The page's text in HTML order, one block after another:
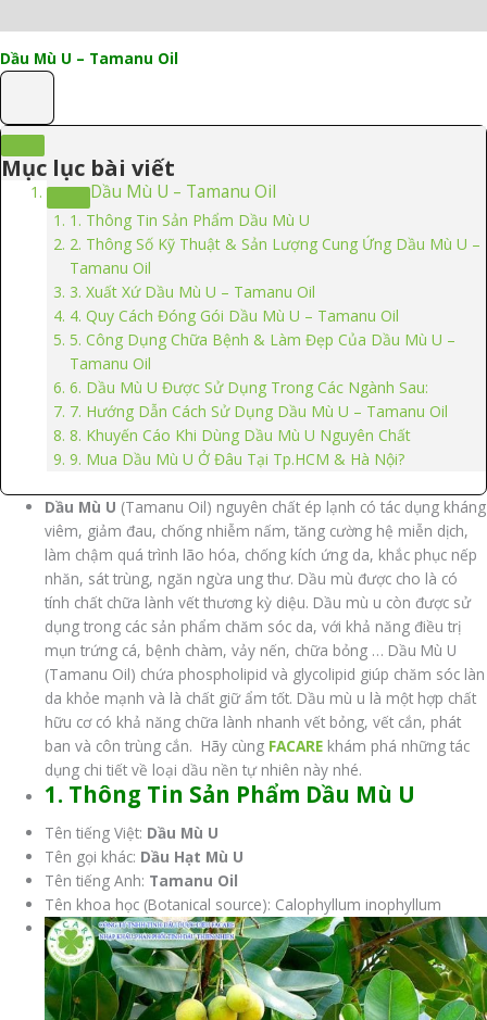
Dầu Mù U – Tamanu Oil
Mục lục bài viết
Dầu Mù U – Tamanu Oil
1. Thông Tin Sản Phẩm Dầu Mù U
2. Thông Số Kỹ Thuật & Sản Lượng Cung Ứng Dầu Mù U –
Tamanu Oil
3. Xuất Xứ Dầu Mù U – Tamanu Oil
4. Quy Cách Đóng Gói Dầu Mù U – Tamanu Oil
5. Công Dụng Chữa Bệnh & Làm Đẹp Của Dầu Mù U –
Tamanu Oil
6. Dầu Mù U Được Sử Dụng Trong Các Ngành Sau:
7. Hướng Dẫn Cách Sử Dụng Dầu Mù U – Tamanu Oil
8. Khuyến Cáo Khi Dùng Dầu Mù U Nguyên Chất
9. Mua Dầu Mù U Ở Đâu Tại Tp.HCM & Hà Nội?
Dầu Mù U (Tamanu Oil) nguyên chất ép lạnh có tác dụng kháng
viêm, giảm đau, chống nhiễm nấm, tăng cường hệ miễn dịch,
làm chậm quá trình lão hóa, chống kích ứng da, khắc phục nếp
nhăn, sát trùng, ngăn ngừa ung thư. Dầu mù được cho là có
tính chất chữa lành vết thương kỳ diệu. Dầu mù u còn được sử
dụng trong các sản phẩm chăm sóc da, với khả năng điều trị
mụn trứng cá, bệnh chàm, vảy nến, chữa bỏng … Dầu Mù U
(Tamanu Oil) chứa phospholipid và glycolipid giúp chăm sóc làn
da khỏe mạnh và là chất giữ ẩm tốt. Dầu mù u là một hợp chất
hữu cơ có khả năng chữa lành nhanh vết bỏng, vết cắn, phát
ban và côn trùng cắn. Hãy cùng FACARE khám phá những tác
dụng chi tiết về loại dầu nền tự nhiên này nhé.
1. Thông Tin Sản Phẩm Dầu Mù U
Tên tiếng Việt: Dầu Mù U
Tên gọi khác: Dầu Hạt Mù U
Tên tiếng Anh: Tamanu Oil
Tên khoa học (Botanical source): Calophyllum inophyllum